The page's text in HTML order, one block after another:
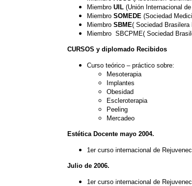
Miembro UIL(Unión Internacional
Miembro SOMEDE(Sociedad
Miembro SBME( Sociedad
Miembro SBCPME( Sociedad
CURSOS y diplomado Recibidos
Curso teórico – práctico sobre:
Mesoterapia
Implantes
Obesidad
Escleroterapia
Peeling
Mercadeo
Estética Docente mayo 2004.
1er curso internacional de
Julio de 2006.
1er curso internacional de